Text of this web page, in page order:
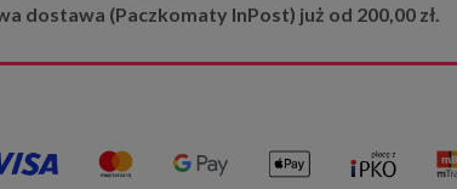
terminowa
wszelkich starań, aby każde
dostawa (Paczkomaty InPost) już od 200,00 zł.